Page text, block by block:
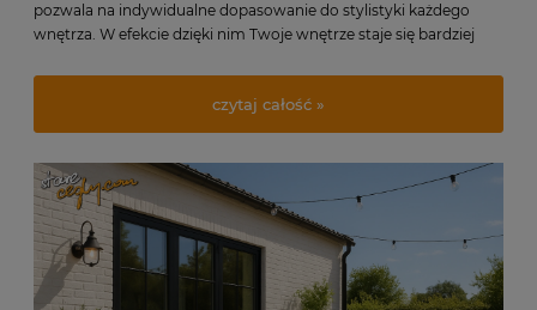
pozwala na indywidualne dopasowanie do stylistyki każdego
wnętrza. W efekcie dzięki nim Twoje wnętrze staje się bardziej
czytaj całość »